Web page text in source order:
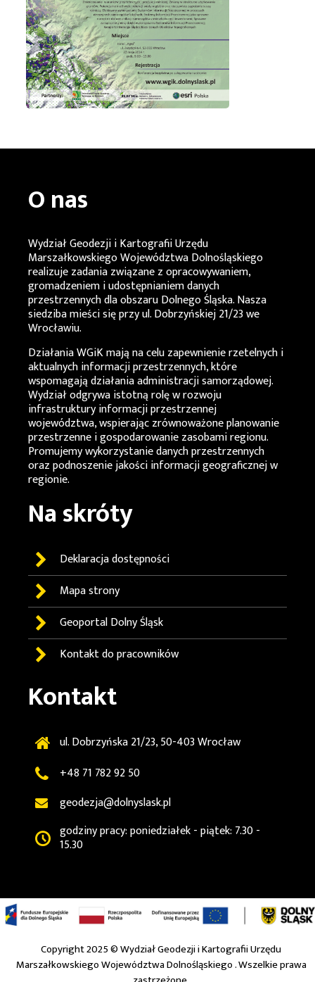
O nas
Wydział Geodezji i Kartografii Urzędu
Marszałkowskiego Województwa Dolnośląskiego
realizuje zadania związane z opracowywaniem,
gromadzeniem i udostępnianiem danych
przestrzennych dla obszaru Dolnego Śląska. Nasza
siedziba mieści się przy ul. Dobrzyńskiej 21/23 we
Wrocławiu.
DziałaniaWGiKmają na celu zapewnienie rzetelnych i
aktualnych informacji przestrzennych, które
wspomagają działania administracji samorządowej.
Wydział odgrywa istotną rolę w rozwoju
infrastruktury informacji przestrzennej
województwa, wspierając zrównoważone planowanie
przestrzenne i gospodarowanie zasobami regionu.
Promujemy wykorzystanie danych przestrzennych
oraz podnoszenie jakości informacji geograficznej w
regionie.
Na skróty
Deklaracja dostępności
Mapa strony
GeoportalDolny Śląsk
Kontakt do pracowników
Kontakt
ul. Dobrzyńska 21/23, 50-403 Wrocław
+48 71 782 92 50
geodezja@dolnyslask.pl
godziny pracy: poniedziałek - piątek: 7.30 -
15.30
Copyright 2025 ©Wydział Geodezji i Kartografii Urzędu
Marszałkowskiego Województwa Dolnośląskiego. Wszelkie prawa